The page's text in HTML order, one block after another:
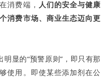
在消费端， 人们的安全与健康
消费市场、商业生态迈向更
显的“预警原则”，即只有那
使用。即使某些添加剂在公